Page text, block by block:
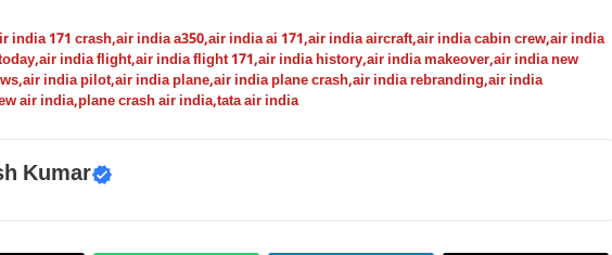
india 171 crash,air india a350,air india ai 171,air india aircraft,air india cabin crew,air india
,air india flight,air india flight 171,air india history,air india makeover,air india new
,air india pilot,air india plane,air india plane crash,air india rebranding,air india
air india,plane crash air india,tata air india
Kumar